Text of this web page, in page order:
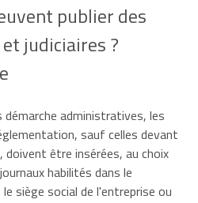
publier des
judiciaires ?
démarche administratives, les
sauf celles devant
, doivent être insérées, au choix
habilités dans le
siège social de l'entreprise ou